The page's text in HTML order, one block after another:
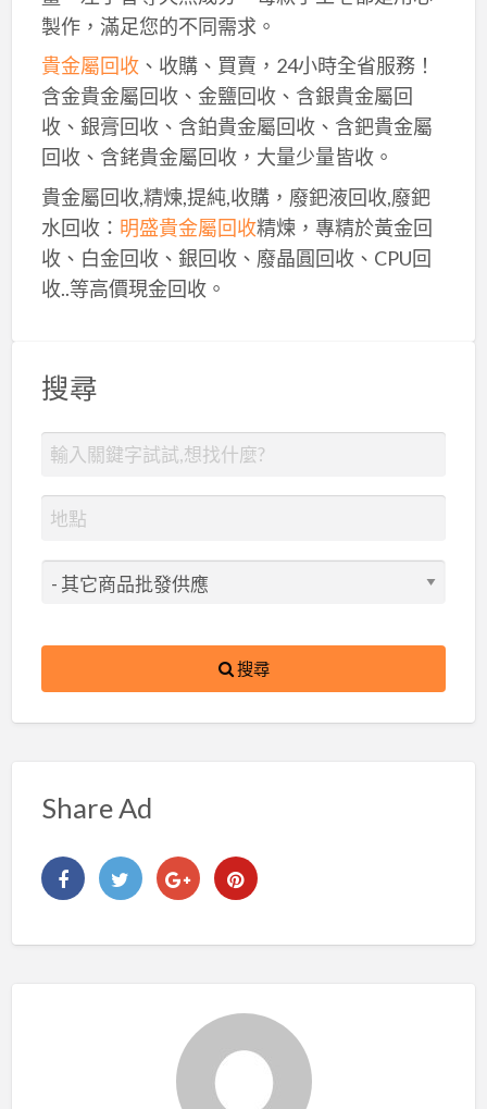
製作，滿足您的不同需求。
貴金屬回收、收購、買賣，24小時全省服務！
含金貴金屬回收、金鹽回收、含銀貴金屬回
收、銀膏回收、含鉑貴金屬回收、含鈀貴金屬
回收、含銠貴金屬回收，大量少量皆收。
貴金屬回收,精煉,提純,收購，廢鈀液回收,廢鈀
水回收： 明盛貴金屬回收精煉，專精於黃金回
收、白金回收、銀回收、廢晶圓回收、CPU回
收..等高價現金回收。
搜尋
搜尋
Share Ad